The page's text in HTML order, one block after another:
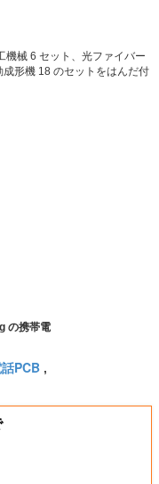
機械 6 セット、光ファイバー
形機 18 のセットをはんだ付
PCB ,